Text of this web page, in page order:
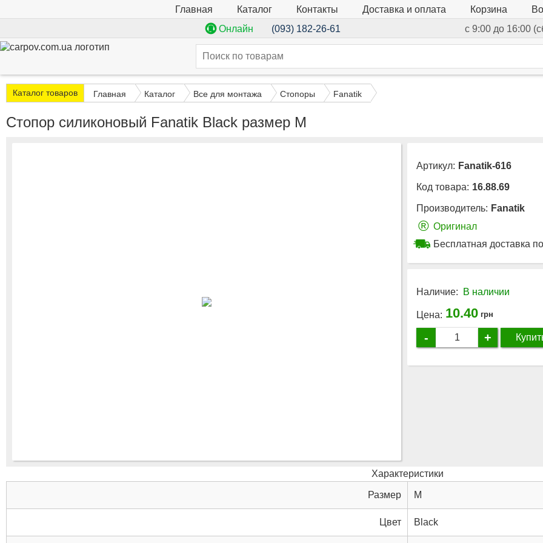
Главная Каталог Контакты Доставка и оплата Корзина
Онлайн
(093) 182-26-61 с 9:00 до 16:00
Каталог товаров Главная Каталог Все для монтажа Стопоры Fanatik
Стопор силиконовый Fanatik Black размер M
Артикул: Fanatik-616
Код товара: 16.88.69
Производитель: Fanatik
® Оригинал
Бесплатная доставка
Наличие: В наличии
Цена: 10.40 грн
- +
Характеристики
Размер M
Цвет Black